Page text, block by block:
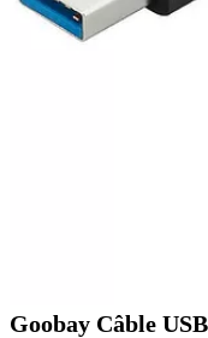
Goobay Câble